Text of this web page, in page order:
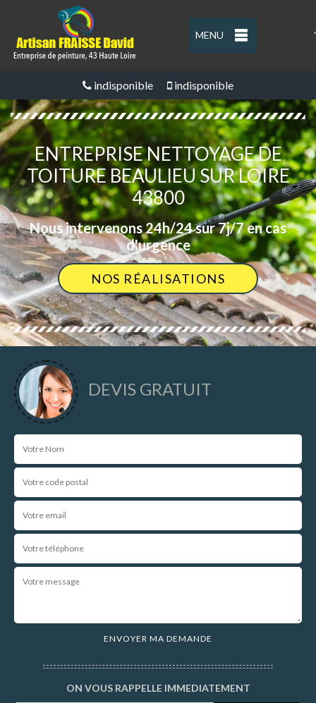
MENU '
indisponible indisponible
ENTREPRISE NETTOYAGE DE
TOITURE BEAULIEU SUR LOIRE
43800
Nous intervenons 24h/24 sur 7j/7 en cas
d'urgence
NOS RÉALISATIONS
DEVIS GRATUIT
ON VOUS RAPPELLE IMMEDIATEMENT